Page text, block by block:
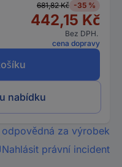
681,82 Kč -35 %
442,15 Kč
Bez DPH.
cena dopravy
nabídku
za výrobek
Nahlásit právní incident